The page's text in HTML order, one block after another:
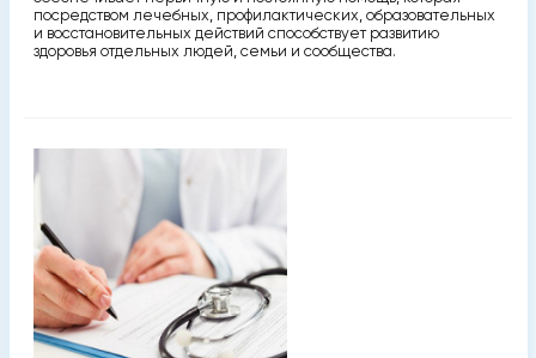
посредством лечебных, профилактических, образовательных
и восстановительных действий способствует развитию
здоровья отдельных людей, семьи и сообщества.